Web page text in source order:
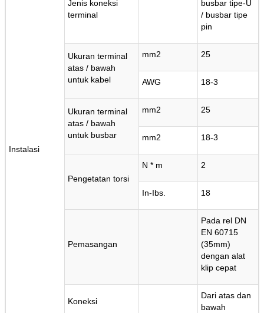
Tinggalkan pesan
Kami akan segera menghubungi
Anda kembali!
Instalasi
Jenis koneksi
terminal
busbar tipe-U
/ busbar tipe
pin
Ukuran terminal
atas / bawah
untuk kabel
mm2 25
AWG 18-3
Ukuran terminal
atas / bawah
untuk busbar
mm2 25
mm2 18-3
Pengetatan torsi
N * m 2
In-Ibs. 18
Pemasangan
Pada rel DN
EN 60715
(35mm)
dengan alat
klip cepat
Koneksi
Dari atas dan
bawah